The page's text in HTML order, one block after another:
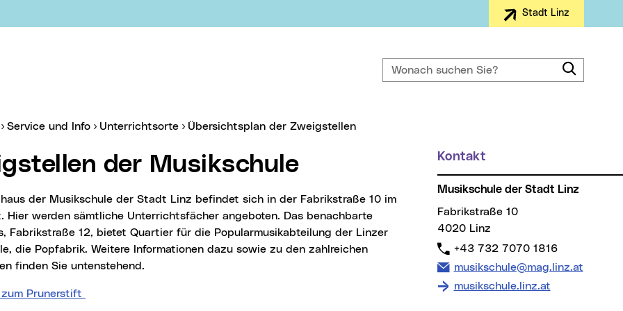
Stadt Linz
Wonach suchen Sie?
Service und Info Unterrichtsorte Übersichtsplan der Zweigstellen
der Musikschule
Hier werden sämtliche Unterrichtsfächer angeboten. Das benachbarte
Fabrikstraße 12, bietet Quartier für die Popularmusikabteilung der Linzer
die Popfabrik. Weitere Informationen dazu sowie zu den zahlreichen
finden Sie untenstehend.
Prunerstift
Kontakt
Musikschule der Stadt Linz
Fabrikstraße 10
4020 Linz
Telefon:
+43 732 7070 1816
E-Mail Adresse:
musikschule@mag.linz.at
musikschule.linz.at